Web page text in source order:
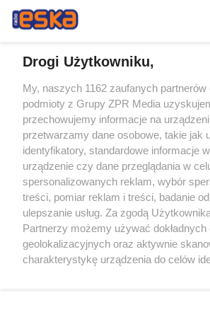
Żaden utwór zamieszczony w serwisie nie może
rozpowszechniany lub dalej rozpowszechniany
tym także elektroniczny lub mechaniczny) na
eksploatacji w jakiejkolwiek formie, włącznie z
Internecie bez pisemnej zgody właściciela praw.
wykorzystanie utworów w całości lub w części z
tzn. bez właściwej zgody, jest zabronione pod
ścigane prawnie.
Drogi Użytkowniku,
My, naszych 1162 zaufanych partnerów
podmioty z Grupy ZPR Media
przechowujemy informacje na
przetwarzamy dane osobowe, takie jak
identyfikatory, standardowe informacje
urządzenie czy dane przeglądania w
spersonalizowanych reklam, wybór
treści, pomiar reklam i treści, badanie
ulepszanie usług. Za zgodą
Partnerzy możemy używać dokładnych
geolokalizacyjnych oraz aktywnie
charakterystykę urządzenia do celów